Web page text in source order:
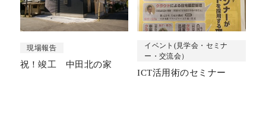
現場報告
祝！竣工 中田北の家
イベント(見学会・セミナ
ー・交流会）
ICT活用術のセミナー